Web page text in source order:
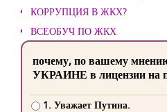
КОРРУПЦИЯ В ЖКХ?
ВСЕОБУЧ ПО ЖКХ
почему, по вашему
УКРАИНЕ в лицензии на
1. Уважает Путина.